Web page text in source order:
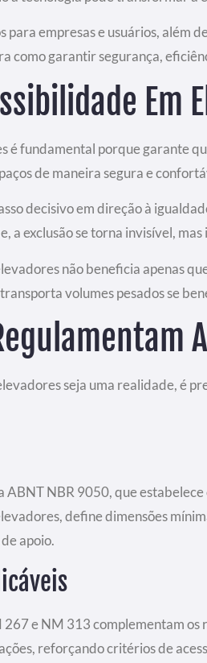
para empresas e usuários, além
como garantir segurança,
Em
é fundamental porque garante
de maneira segura e
decisivo em direção à
a exclusão se torna invisível,
não beneficia apenas
volumes pesados se
seja uma realidade, é
NBR 9050, que
define dimensões
apoio.
e NM 313 complementam
reforçando critérios de